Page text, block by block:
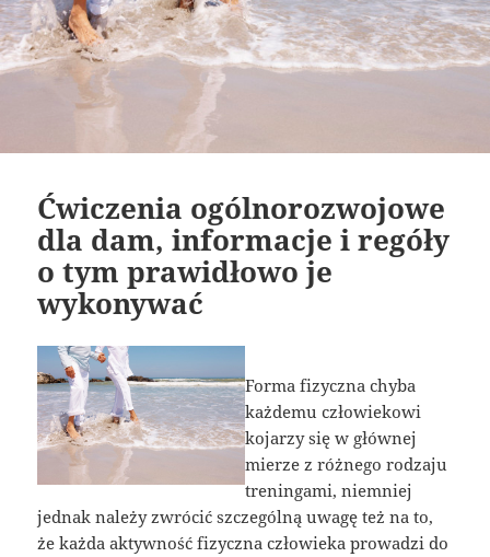
Ćwiczenia ogólnorozwojowe
dla dam, informacje i regóły
o tym prawidłowo je
wykonywać
Forma fizyczna chyba
każdemu człowiekowi
kojarzy się w głównej
mierze z różnego rodzaju
treningami, niemniej
jednak należy zwrócić szczególną uwagę też na to,
że każda aktywność fizyczna człowieka prowadzi do